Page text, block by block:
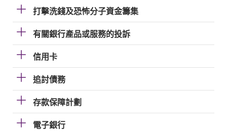
打擊洗錢及恐怖分子資金籌集
有關銀行產品或服務的投訴
信用卡
追討債務
存款保障計劃
電子銀行